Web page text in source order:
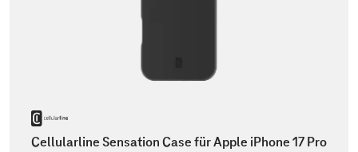
Cellularline Sensation Case für Apple iPhone 17 Pro